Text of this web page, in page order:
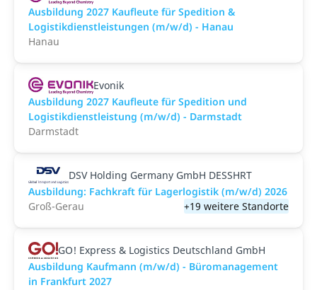
Ausbildung 2027 Kaufleute für Spedition &
Logistikdienstleistungen (m/w/d) - Hanau
Hanau
Evonik
Ausbildung 2027 Kaufleute für Spedition und
Logistikdienstleistung (m/w/d) - Darmstadt
Darmstadt
DSV Holding Germany GmbH DESSHRT
Ausbildung: Fachkraft für Lagerlogistik (m/w/d) 2026
Groß-Gerau
+19 weitere Standorte
GO! Express & Logistics Deutschland GmbH
Ausbildung Kaufmann (m/w/d) - Büromanagement
in Frankfurt 2027